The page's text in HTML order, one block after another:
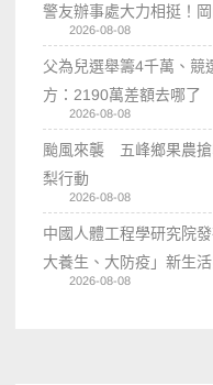
警友辦事處大力相挺！
2026-08-08
父為兒選舉籌4千萬、競
方：2190萬差額去哪了
2026-08-08
颱風來襲 五峰鄉果農
梨行動
2026-08-08
中國人體工程學研究院
大養生、大防疫」新生
2026-08-08